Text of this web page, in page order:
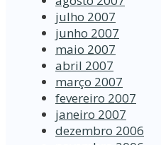
julho 2007
junho 2007
maio 2007
abril 2007
março 2007
fevereiro 2007
janeiro 2007
dezembro 2006